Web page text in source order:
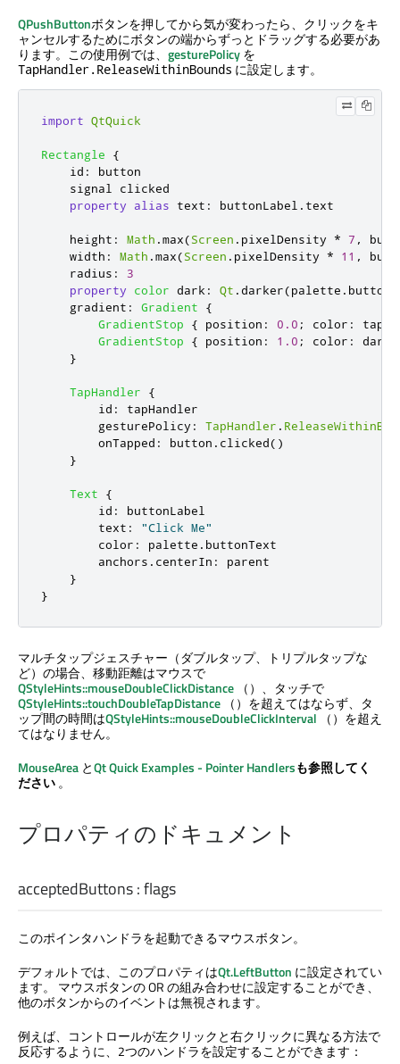
QPushButtonボタンを押してから気が変わったら、クリックをキ
ャンセルするためにボタンの端からずっとドラッグする必要があ
ります。この使用例では、 gesturePolicyを
TapHandler.ReleaseWithinBounds に設定します。
import QtQuick
Rectangle
{
id :
button
    signal
clicked
property
alias text : buttonLabel . text
height : Math .max(Screen . pixelDensity * 7 ,
width : Math .max(Screen . pixelDensity * 11 ,
radius :
3
property
color dark : Qt . darker(palette . button
gradient : Gradient
{
GradientStop
{ position : 0.0 ; color :
GradientStop
{ position : 1.0 ; color : dark
}
TapHandler
{
id :
tapHandler
gesturePolicy : TapHandler .
onTapped : button . clicked()
}
Text
{
id :
buttonLabel
text :
"Click Me"
color : palette . buttonText
anchors . centerIn :
parent
}
}
マルチタップジェスチャー（ダブルタップ、トリプルタップな
ど）の場合、移動距離はマウスで
QStyleHints::mouseDoubleClickDistance （）、タッチで
QStyleHints::touchDoubleTapDistance （）を超えてはならず、タ
ップ間の時間はQStyleHints::mouseDoubleClickInterval （）を超え
てはなりません。
MouseArea とQt QuickExamples - Pointer Handlersも参照してく
ださい。
プロパティのドキュメント
acceptedButtons:flags
このポインタハンドラを起動できるマウスボタン。
デフォルトでは、このプロパティはQt.LeftButton に設定されてい
ます。 マウスボタンの OR の組み合わせに設定することができ、
他のボタンからのイベントは無視されます。
例えば、コントロールが左クリックと右クリックに異なる方法で
反応するように、2つのハンドラを設定することができます：